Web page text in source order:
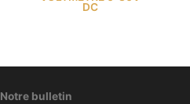
DC
Notre bulletin